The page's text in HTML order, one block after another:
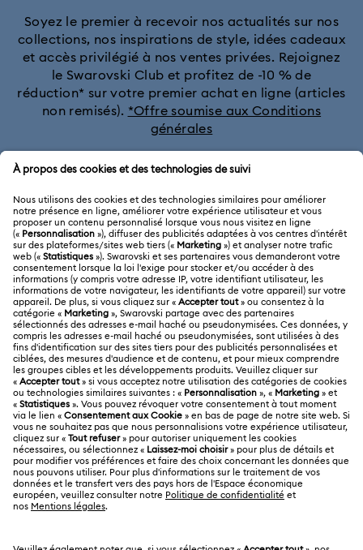
Soyez le premier à recevoir nos actualités sur nos
collections, nos inspirations de style, idées cadeaux
et accès privilégié à nos ventes privées. Rejoignez
le Swarovski Club et profitez de -10 % de
réduction* sur votre premier achat en ligne (articles
non remisés). *Offre soumise aux Conditions
générales
Rejoignez le club
SERVICE CLIENTÈLE
Aperçu du service clientèle
Solde de la carte cadeau
Statut de réparation
Contactez-Nous
Calculer votre taille
Rechercher une boutique
A PROPOS
À propos de Swarovski
Emploi & Carrières
Alumni Community
Pour les professionnels
MENTIONS LÉGALES
Conditions D’Utilisation
Conditions Générales
Politique De Confidentialité
Autres pays/régions
English
Deutsch Español Français